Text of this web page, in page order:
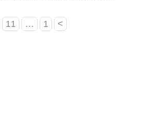
>
1
…
11